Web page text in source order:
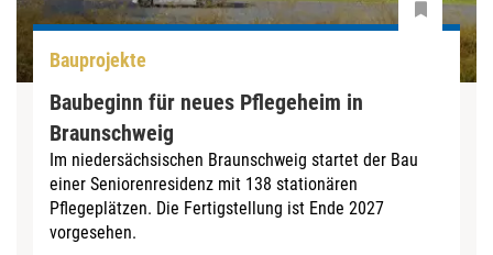
Bauprojekte
Baubeginn für neues Pflegeheim in
Braunschweig
Im niedersächsischen Braunschweig startet der Bau
einer Seniorenresidenz mit 138 stationären
Pflegeplätzen. Die Fertigstellung ist Ende 2027
vorgesehen.